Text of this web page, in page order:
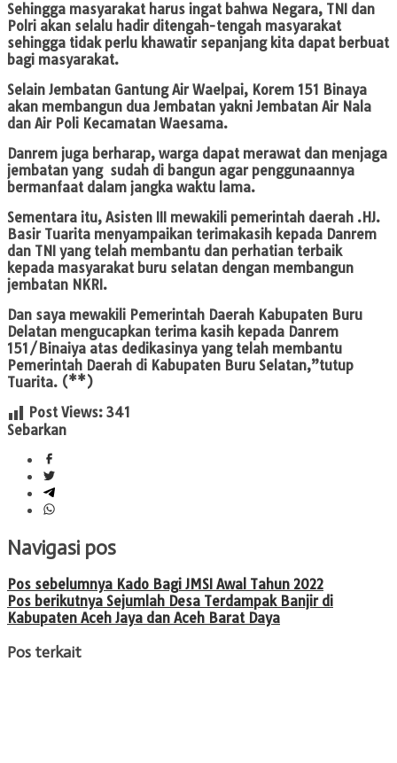
Sehingga masyarakat harus ingat bahwa Negara, TNI dan
Polri akan selalu hadir ditengah-tengah masyarakat
sehingga tidak perlu khawatir sepanjang kita dapat berbuat
bagi masyarakat.
Selain Jembatan Gantung Air Waelpai, Korem 151 Binaya
akan membangun dua Jembatan yakni Jembatan Air Nala
dan Air Poli Kecamatan Waesama.
Danrem juga berharap, warga dapat merawat dan menjaga
jembatan yang sudah di bangun agar penggunaannya
bermanfaat dalam jangka waktu lama.
Sementara itu, Asisten III mewakili pemerintah daerah .HJ.
Basir Tuarita menyampaikan terimakasih kepada Danrem
dan TNI yang telah membantu dan perhatian terbaik
kepada masyarakat buru selatan dengan membangun
jembatan NKRI.
Dan saya mewakili Pemerintah Daerah Kabupaten Buru
Delatan mengucapkan terima kasih kepada Danrem
151/Binaiya atas dedikasinya yang telah membantu
Pemerintah Daerah di Kabupaten Buru Selatan,”tutup
Tuarita. (**)
Post Views: 341
Sebarkan
Navigasi pos
Pos sebelumnya Kado Bagi JMSI Awal Tahun 2022
Pos berikutnya Sejumlah Desa Terdampak Banjir di
Kabupaten Aceh Jaya dan Aceh Barat Daya
Pos terkait